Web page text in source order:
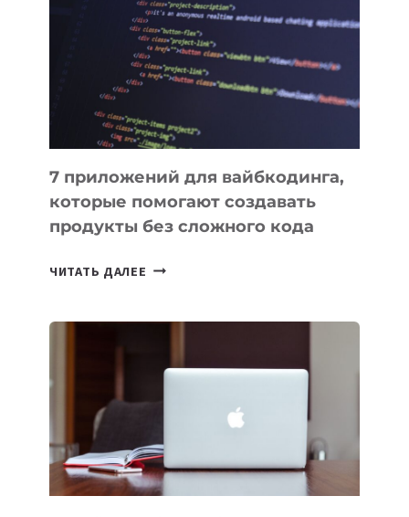
ИНСТРУМЕНТОВ
ДЛЯ
РАБОТЫ
7 приложений для вайбкодинга,
которые помогают создавать
продукты без сложного кода
ЧИТАТЬ ДАЛЕЕ 7
ПОМОГАЮТ
СОЗДАВАТЬ
БЕЗ
СЛОЖНОГО
КОДА